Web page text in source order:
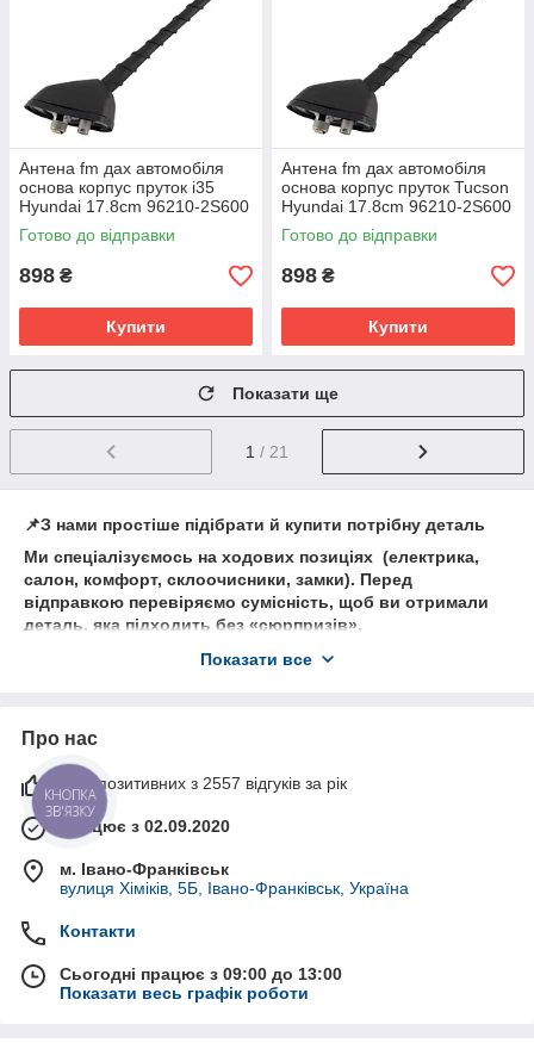
Антена fm дах автомобіля
основа корпус пруток i35
Hyundai 17.8cm 96210-2S600
96200-2S000 96201-2S000
Готово до відправки
898 ₴
Купити
Антена fm дах автомобіля
основа корпус пруток Tucson
Hyundai 17.8cm 96210-2S600
96200-2S000 96201-2S000
Готово до відправки
898 ₴
Купити
Показати ще
1 / 21
📌З нами простіше підібрати й купити потрібну деталь
Ми спеціалізуємось на ходових позиціях (електрика,
салон, комфорт, склоочисники, замки). Перед
відправкою перевіряємо сумісність, щоб ви отримали
деталь, яка підходить без «сюрпризів».
💬Як ми допомагаємо клієнтам
бюджет
Показати все
Про нас
98% позитивних з 2557 відгуків за рік
Працює з 02.09.2020
м. Івано-Франківськ
вулиця Хіміків, 5Б, Івано-Франківськ, Україна
Контакти
Сьогодні працює з 09:00 до 13:00
Показати весь графік роботи
КНОПКА
ЗВ'ЯЗКУ